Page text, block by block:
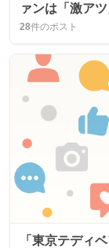
ァンは「激ア
28件のポスト
「東京テディ